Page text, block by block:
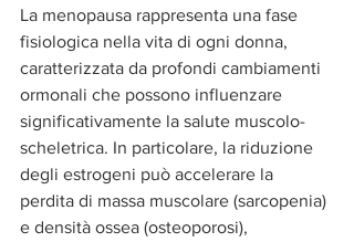
La menopausa rappresenta una fase
fisiologica nella vita di ogni donna,
caratterizzata da profondi cambiamenti
ormonali che possono influenzare
significativamente la salute muscolo-
scheletrica. In particolare, la riduzione
degli estrogeni può accelerare la
perdita di massa muscolare (sarcopenia)
e densità ossea (osteoporosi),